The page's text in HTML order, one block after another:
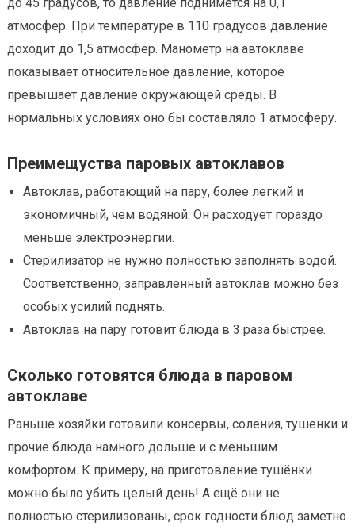
атмосфер. При температуре в 110 градусов давление
доходит до 1,5 атмосфер. Манометр на автоклаве
показывает относительное давление, которое
превышает давление окружающей среды. В
нормальных условиях оно бы составляло 1 атмосферу.
Преимещуства паровых автоклавов
Автоклав, работающий на пару, более легкий и
экономичный, чем водяной. Он расходует гораздо
меньше электроэнергии.
Стерилизатор не нужно полностью заполнять водой.
Соответственно, заправленный автоклав можно без
особых усилий поднять.
Автоклав на пару готовит блюда в 3 раза быстрее.
Сколько готовятся блюда в паровом
автоклаве
Раньше хозяйки готовили консервы, соления, тушенки и
прочие блюда намного дольше и с меньшим
комфортом. К примеру, на приготовление тушёнки
можно было убить целый день! А ещё они не
полностью стерилизованы, срок годности блюд заметно